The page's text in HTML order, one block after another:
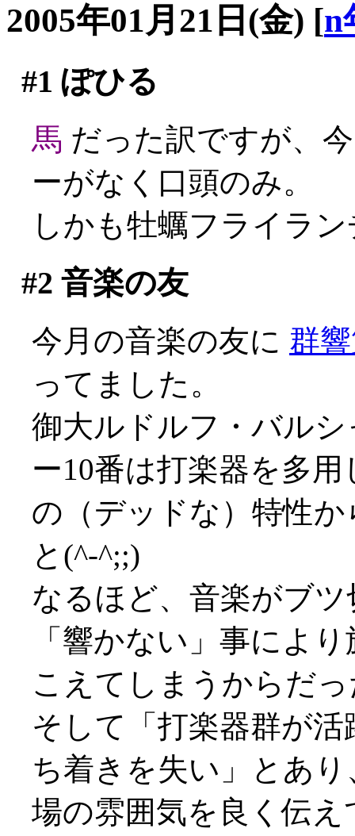
2005年01月21日(金) [n
#1 ぽひる
馬 だった訳ですが、
ーがなく口頭のみ。
しかも牡蠣フライラ
#2 音楽の友
今月の音楽の友に 群
ってました。
御大ルドルフ・バル
ー10番は打楽器を多
の（デッドな）特性
と(^-^;;)
なるほど、音楽がブ
「響かない」事によ
こえてしまうからだ
そして「打楽器群が
ち着きを失い」とあ
場の雰囲気を良く伝